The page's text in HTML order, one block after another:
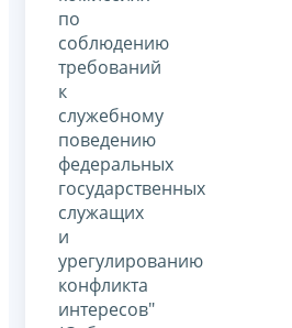
по
соблюдению
требований
к
служебному
поведению
федеральных
государственных
служащих
и
урегулированию
конфликта
интересов"